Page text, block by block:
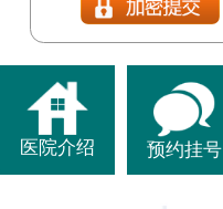
医院介绍 预约挂号